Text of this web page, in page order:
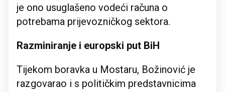
je ono usuglašeno vodeći računa o
potrebama prijevozničkog sektora.
Razminiranje i europski put BiH
Tijekom boravka u Mostaru, Božinović je
razgovarao i s političkim predstavnicima